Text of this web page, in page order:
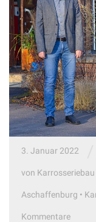
3. Januar 2022
von
Aschaffenburg •
Kommentare